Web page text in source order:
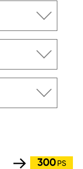
300 PS